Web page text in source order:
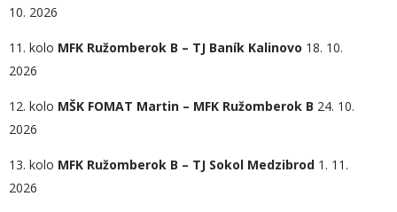
10. 2026
11. kolo MFK Ružomberok B – TJ Baník Kalinovo 18. 10.
2026
12. kolo MŠK FOMAT Martin – MFK Ružomberok B 24. 10.
2026
13. kolo MFK Ružomberok B – TJ Sokol Medzibrod 1. 11.
2026